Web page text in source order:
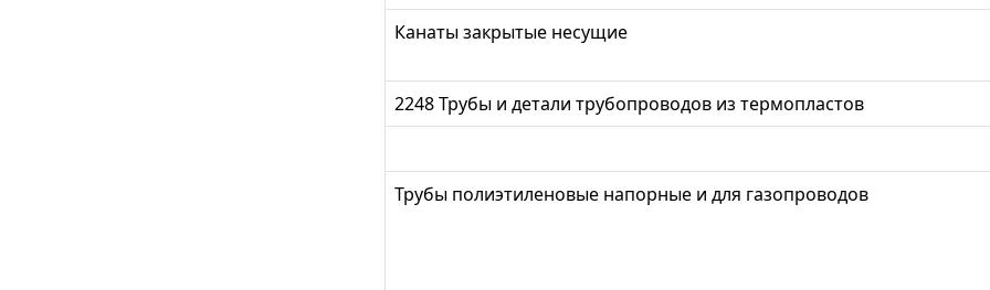
Канаты закрытые несущие
2248 Трубы и детали трубопроводов из термопластов
Трубы полиэтиленовые напорные и для газопроводов